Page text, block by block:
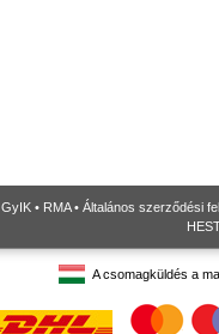
GyIK • RMA• Általános szerződési
A csomagküldés a